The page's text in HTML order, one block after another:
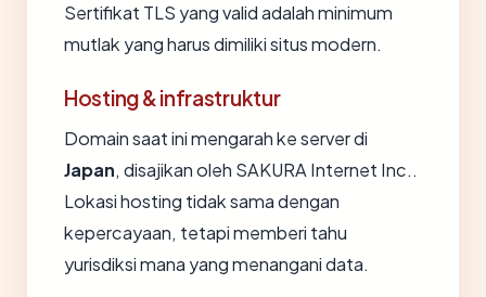
Sertifikat TLS yang valid adalah minimum
mutlak yang harus dimiliki situs modern.
Hosting & infrastruktur
Domain saat ini mengarah ke server di
Japan, disajikan oleh SAKURA Internet Inc..
Lokasi hosting tidak sama dengan
kepercayaan, tetapi memberi tahu
yurisdiksi mana yang menangani data.